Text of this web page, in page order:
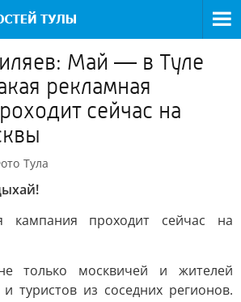
Май — в Туле
рекламная
сейчас на
Тула
кампания проходит сейчас на
только москвичей и жителей
туристов из соседних регионов.